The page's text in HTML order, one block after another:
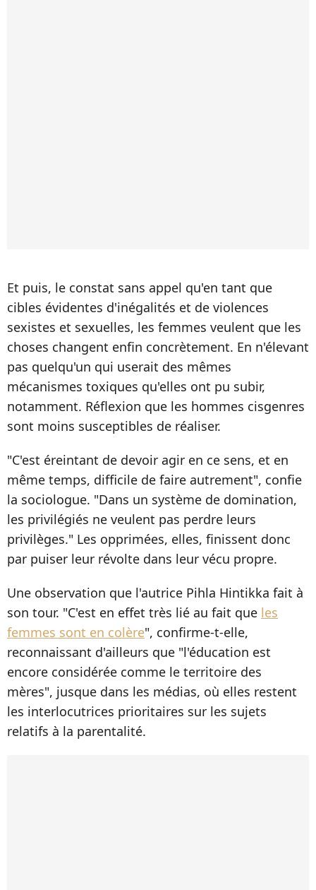
Et puis, le constat sans appel qu'en tant que
cibles évidentes d'inégalités et de violences
sexistes et sexuelles, les femmes veulent que les
choses changent enfin concrètement. En n'élevant
pas quelqu'un qui userait des mêmes
mécanismes toxiques qu'elles ont pu subir,
notamment. Réflexion que les hommes cisgenres
sont moins susceptibles de réaliser.
"C'est éreintant de devoir agir en ce sens, et en
même temps, difficile de faire autrement", confie
la sociologue. "Dans un système de domination,
les privilégiés ne veulent pas perdre leurs
privilèges." Les opprimées, elles, finissent donc
par puiser leur révolte dans leur vécu propre.
Une observation que l'autrice Pihla Hintikka fait à
son tour. "C'est en effet très lié au fait que les
femmes sont en colère", confirme-t-elle,
reconnaissant d'ailleurs que "l'éducation est
encore considérée comme le territoire des
mères", jusque dans les médias, où elles restent
les interlocutrices prioritaires sur les sujets
relatifs à la parentalité.